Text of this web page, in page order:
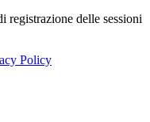
registrazione delle sessioni
Policy